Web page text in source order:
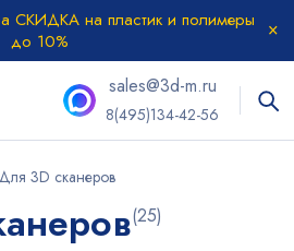
СКИДКА на пластик и полимеры
до 10%
sales@3d-m.ru
8(495)134-42-56
3D сканеров
(25)